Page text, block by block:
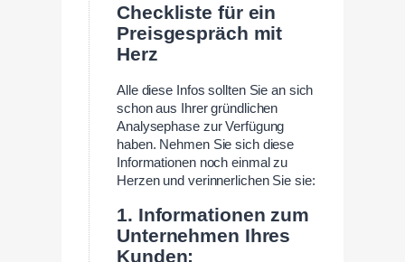
Checkliste für ein
Preisgespräch mit
Herz
Alle diese Infos sollten Sie an sich
schon aus Ihrer gründlichen
Analysephase zur Verfügung
haben. Nehmen Sie sich diese
Informationen noch einmal zu
Herzen und verinnerlichen Sie sie:
1. Informationen zum
Unternehmen Ihres
Kunden: